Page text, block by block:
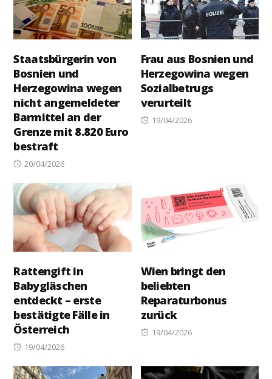
Staatsbürgerin von
Bosnien und
Herzegowina wegen
nicht angemeldeter
Barmittel an der
Grenze mit 8.820 Euro
bestraft
Posted
20/04/2026
Frau aus Bosnien und
Herzegowina wegen
Sozialbetrugs
verurteilt
Posted
19/04/2026
Rattengift in
Babygläschen
entdeckt – erste
bestätigte Fälle in
Österreich
Posted
19/04/2026
Wien bringt den
beliebten
Reparaturbonus
zurück
Posted
19/04/2026